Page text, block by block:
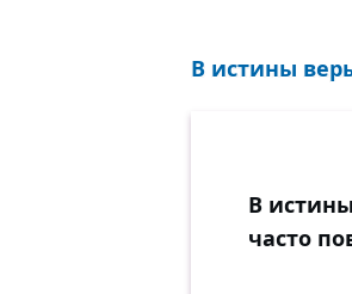
В истины
В
часто